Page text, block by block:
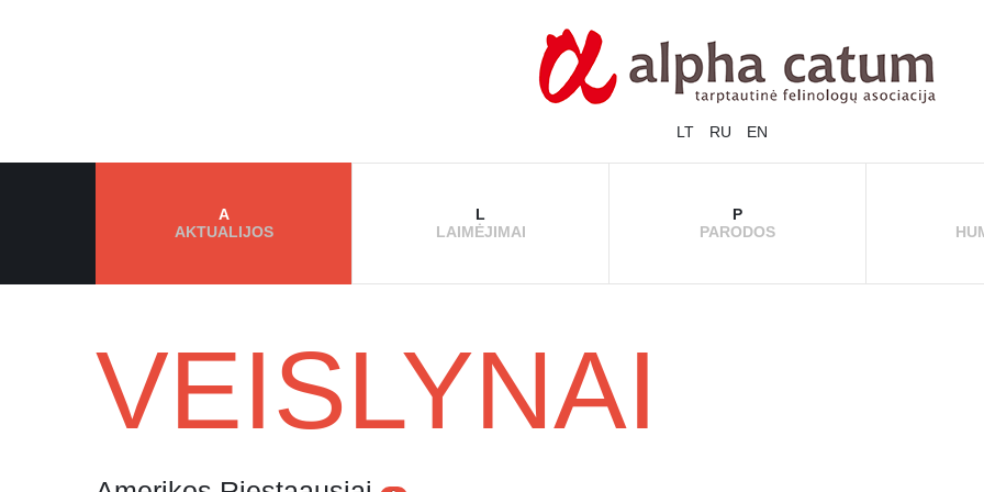
LT RU EN
A
AKTUALIJOS
APIE MUS
RENGINIAI
VEISLYNAI
L
LAIMĖJIMAI
MŪSŲ PASAULIO ČEMPIONAI
METŲ KATĖ - VEISLYNAS
P
PARODOS
VEISLYNAI